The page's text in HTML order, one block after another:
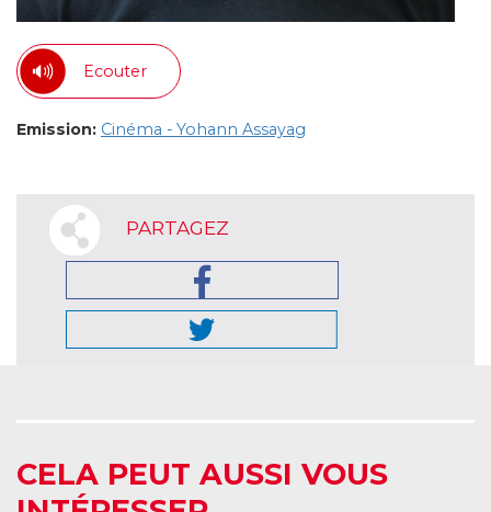
Ecouter
Emission: Cinéma - Yohann Assayag
PARTAGEZ
CELA PEUT AUSSI VOUS